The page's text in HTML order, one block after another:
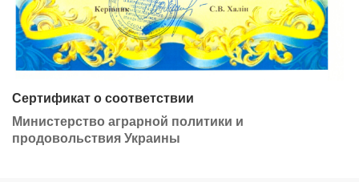
Сертификат о соответствии
Министерство аграрной политики и
продовольствия Украины